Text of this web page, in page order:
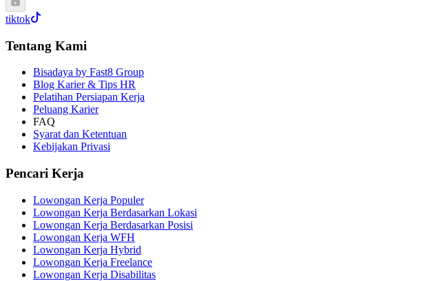
tiktok
Tentang Kami
Bisadaya by Fast8 Group
Blog Karier & Tips HR
Pelatihan Persiapan Kerja
Peluang Karier
FAQ
Syarat dan Ketentuan
Kebijakan Privasi
Pencari Kerja
Lowongan Kerja Populer
Lowongan Kerja Berdasarkan Lokasi
Lowongan Kerja Berdasarkan Posisi
Lowongan Kerja WFH
Lowongan Kerja Hybrid
Lowongan Kerja Freelance
Lowongan Kerja Disabilitas